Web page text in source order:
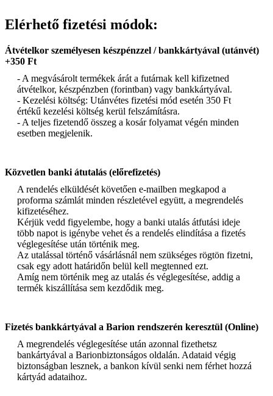
Elérhető fizetési módok:
Átvételkor személyesen készpénzzel / bankkártyával (utánvét)
+350 Ft
- A megvásárolt termékek árát a futárnak kell kifizetned
átvételkor, készpénzben (forintban) vagy bankkártyával.
- Kezelési költség: Utánvétes fizetési mód esetén 350 Ft
értékű kezelési költség kerül felszámításra.
- A teljes fizetendő összeg a kosár folyamat végén minden
esetben megjelenik.
Közvetlen banki átutalás (előrefizetés)
A rendelés elküldését követően e-mailben megkapod a
proforma számlát minden részletével együtt, a megrendelés
kifizetéséhez.
Kérjük vedd figyelembe, hogy a banki utalás átfutási ideje
több napot is igénybe vehet és a rendelés elindítása a fizetés
véglegesítése után történik meg.
Az utalással történő vásárlásnál nem szükséges rögtön fizetni,
csak egy adott határidőn belül kell megtenned ezt.
Amíg nem történik meg az utalás és véglegesítése, addig a
termék kiszállítása sem kezdődik meg.
Fizetés bankkártyával a Barion rendszerén keresztül (Online)
A megrendelés véglegesítése után azonnal fizethetsz
bankártyával a Barionbiztonságos oldalán. Adataid végig
biztonságban lesznek, a bankon kívül senki nem férhet hozzá
kártyád adataihoz.